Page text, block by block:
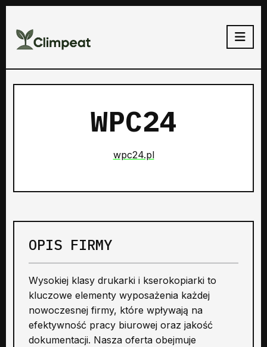
WPC24
wpc24.pl
OPIS FIRMY
Wysokiej klasy drukarki i kserokopiarki to
kluczowe elementy wyposażenia każdej
nowoczesnej firmy, które wpływają na
efektywność pracy biurowej oraz jakość
dokumentacji. Nasza oferta obejmuje